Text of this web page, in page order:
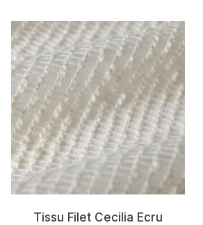
Tissu Filet Cecilia Ecru